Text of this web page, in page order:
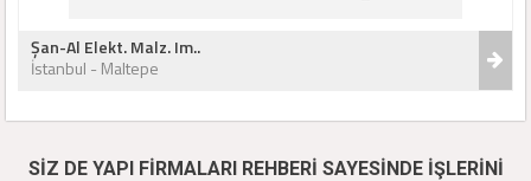
Şan-Al Elekt. Malz. Im..
İstanbul - Maltepe
SİZ DE YAPI FİRMALARI REHBERİ SAYESİNDE İŞLERİNİ